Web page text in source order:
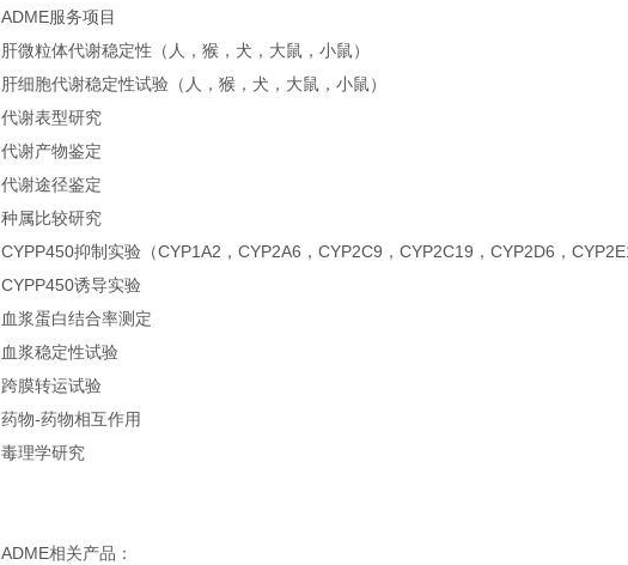
ADME服务项目
肝微粒体代谢稳定性（人，猴，犬，大鼠，小鼠）
肝细胞代谢稳定性试验（人，猴，犬，大鼠，小鼠）
代谢表型研究
代谢产物鉴定
代谢途径鉴定
种属比较研究
CYPP450抑制实验（CYP1A2，CYP2A6，CYP2C9，CYP2C19，CYP2D6，
CYPP450诱导实验
血浆蛋白结合率测定
血浆稳定性试验
跨膜转运试验
药物-药物相互作用
毒理学研究
ADME相关产品：